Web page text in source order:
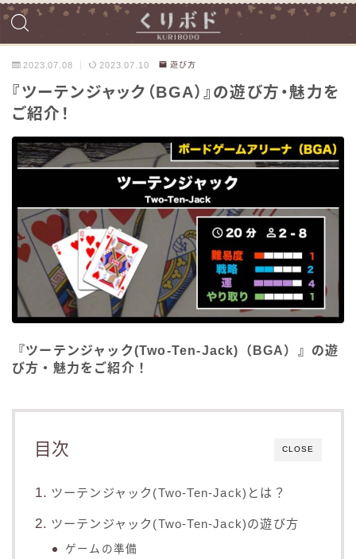
2023.07.08 2023.07.10 遊び方
『ツーテンジャック（BGA）』の遊び方・魅力を
ご紹介！
『ツーテンジャック(Two-Ten-Jack)（BGA）』の遊
び方・魅力をご紹介！
CLOSE
目次
ツーテンジャック(Two-Ten-Jack)とは？
ツーテンジャック(Two-Ten-Jack)の遊び方
ゲームの準備